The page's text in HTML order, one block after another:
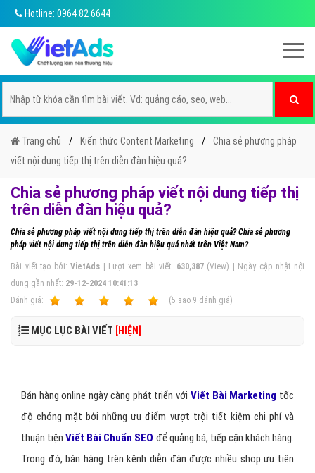
Hotline: 0964 82 6644
Trang chủ Kiến thức Content Marketing
Chia sẻ phương pháp
viết nội dung tiếp thị trên diễn đàn hiệu quả?
Chia sẻ phương pháp viết nội dung tiếp thị
trên diễn đàn hiệu quả?
Chia sẻ phương pháp viết nội dung tiếp thị trên diễn đàn hiệu quả? Chia sẻ phương
pháp viết nội dung tiếp thị trên diễn đàn hiệu quả nhất trên Việt Nam?
Bài viết tạo bởi:VietAds | Lượt xem bài viết: 630,387(View) | Ngày cập nhật nội
dung gần nhất: 29-12-2024 10:41:13
Ðánh giá:
(5 sao 9 đánh giá)
MỤC LỤC BÀI VIẾT [HIỆN]
Bán hàng online ngày càng phát triển với Viết Bài Marketing tốc
độ chóng mặt bởi những ưu điểm vượt trội tiết kiệm chi phí và
thuận tiệnViết Bài Chuẩn SEO để quảng bá, tiếp cận khách hàng.
Trong đó, bán hàng trên kênh diễn đàn được nhiều shop ưu tiên